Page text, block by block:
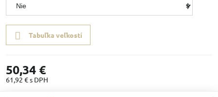
Tabuľka veľkostí
50,34 €
61,92 €s DPH